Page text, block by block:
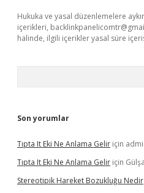
Hukuka ve yasal düzenlemelere
içerikleri,
halinde, ilgili içerikler yasal süre
Son yorumlar
Tıpta It Eki Ne Anlama Gelir için
Tıpta It Eki Ne Anlama Gelir için
Stereotipik Hareket Bozukluğu Nedir